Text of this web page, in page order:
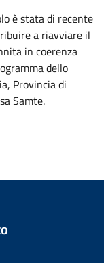
è stata di recente
a riavviare il
in coerenza
dello
Provincia di
Samte.